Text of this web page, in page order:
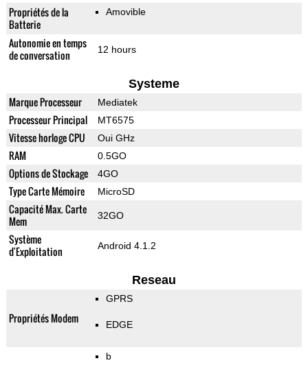
Propriétés de la
Batterie
Amovible
Autonomie en temps
de conversation
12 hours
Systeme
Marque Processeur Mediatek
Processeur Principal MT6575
Vitesse horloge CPU Oui GHz
RAM 0.5GO
Options de Stockage 4GO
Type Carte Mémoire MicroSD
Capacité Max. Carte
Mem
32GO
Système
d'Exploitation
Android 4.1.2
Reseau
Propriétés Modem
GPRS
EDGE
b